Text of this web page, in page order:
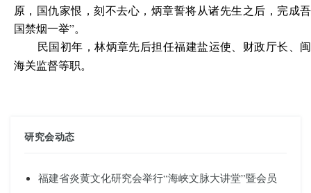
原，国仇家恨，刻不去心，炳章誓将从诸先生之后，完成吾
国禁烟一举”。
民国初年，林炳章先后担任福建盐运使、财政厅长、闽
海关监督等职。
研究会动态
福建省炎黄文化研究会举行“海峡文脉大讲堂”暨会员